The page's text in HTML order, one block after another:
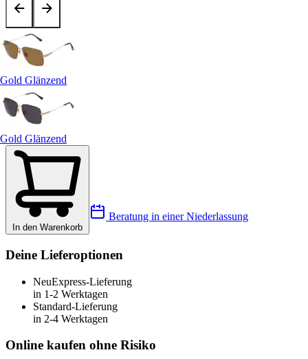
Gold Glänzend
Gold Glänzend
In den Warenkorb
Beratung in einer Niederlassung
Deine Lieferoptionen
NeuExpress-Lieferung
in 1-2 Werktagen
Standard-Lieferung
in 2-4 Werktagen
Online kaufen ohne Risiko